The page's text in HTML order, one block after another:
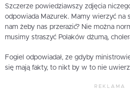
Szczerze powiedziawszy zdjęcia
odpowiada Mazurek. Mamy wierzyć na
nam żeby nas przerazić? Nie można
musimy straszyć Polaków dżumą,
Fogiel odpowiadał, ze gdyby
się mają fakty, to nikt by w to nie
REKLAMA